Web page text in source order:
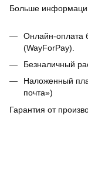
Больше
Онлайн-оплата
(WayForPay).
Безналичный
Наложенный
почта»)
Гарантия от